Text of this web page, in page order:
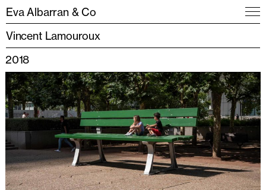
Eva Albarran & Co
Vincent Lamouroux
2018